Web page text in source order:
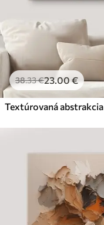
38.33€23.00€
Textúrovaná abstrakcia